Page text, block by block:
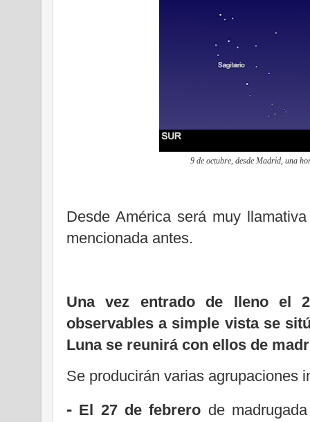
9 de octubre, desde Madrid, una
Desde América será muy
mencionada antes.
Una vez entrado de lleno el
observables a simple vista se
Luna se reunirá con ellos de
Se producirán varias agrupaciones
- El 27 de febrero de